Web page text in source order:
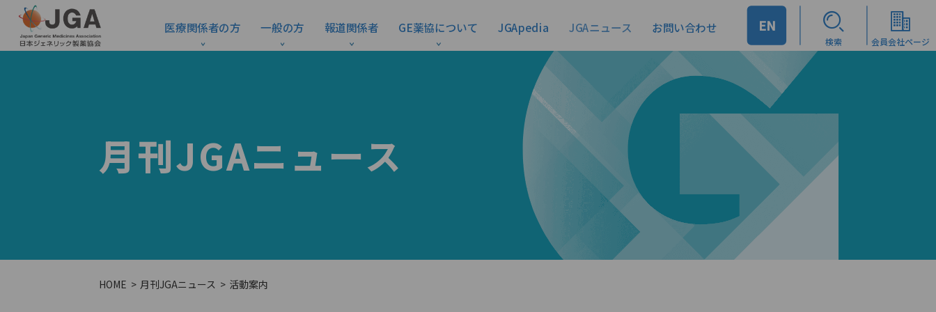
医療関係者の方 一般の方 報道関係者 GE薬協について JGApedia JGAニュース お問い合わせ EN
検索 会員会社ページ
月刊JGAニュース
HOME 月刊JGAニュース 活動案内